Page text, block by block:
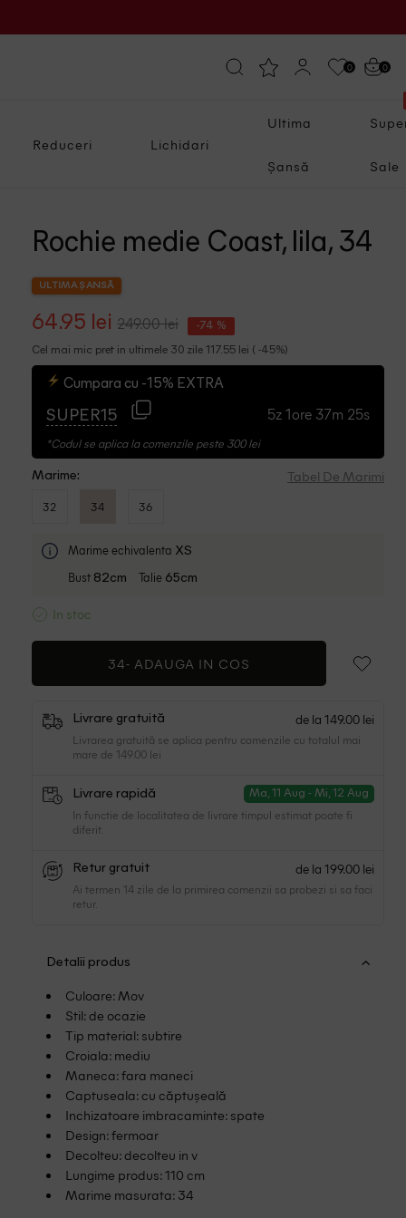
0 0
Reduceri Lichidari
Ultima
Șansă Sale
Rochie medie Coast, lila, 34
ULTIMA ȘANSĂ
64.95 lei 249.00 lei -74 %
Cel mai mic pret in ultimele 30 zile 117.55 lei ( -45%)
Cumpara cu -15% EXTRA
SUPER15 5z 1ore 37m 24s
*Codul se aplica la comenzile peste 300 lei
Marime: Tabel De Marimi
32 34 36
Marime echivalenta XS
Bust 82cm Talie 65cm
In stoc
34- ADAUGA IN COS
Livrare gratuită de la 149.00 lei
Livrarea gratuită se aplica pentru comenzile cu totalul mai
mare de 149.00 lei
Livrare rapidă Ma, 11 Aug - Mi, 12 Aug
In functie de localitatea de livrare timpul estimat poate fi
diferit.
Retur gratuit de la 199.00 lei
Ai termen 14 zile de la primirea comenzii sa probezi si sa faci
retur.
Detalii produs
Culoare: Mov
Stil: de ocazie
Tip material: subtire
Croiala: mediu
Maneca: fara maneci
Captuseala: cu căptușeală
Inchizatoare imbracaminte: spate
Design: fermoar
Decolteu: decolteu in v
Lungime produs: 110 cm
Marime masurata: 34